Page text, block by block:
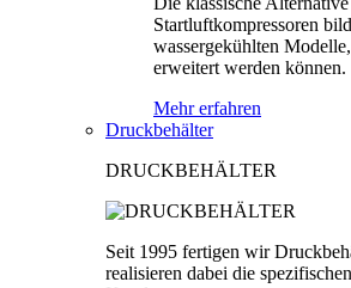
Startluftkompressoren
wassergekühlten
erweitert werden können.
Mehr erfahren
Druckbehälter
DRUCKBEHÄLTER
Seit 1995 fertigen wir
realisieren dabei die